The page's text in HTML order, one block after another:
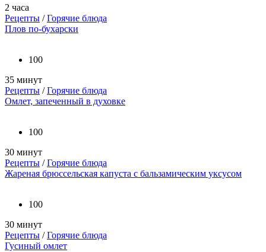
2 часа
Рецепты /Горячие блюда
Плов по-бухарски
100
35 минут
Рецепты /Горячие блюда
Омлет, запеченный в духовке
100
30 минут
Рецепты /Горячие блюда
Жареная брюссельская капуста с бальзамическим уксусом
100
30 минут
Рецепты /Горячие блюда
Гусиный омлет